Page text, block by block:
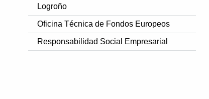
Logroño
Oficina Técnica de Fondos Europeos
Responsabilidad Social Empresarial